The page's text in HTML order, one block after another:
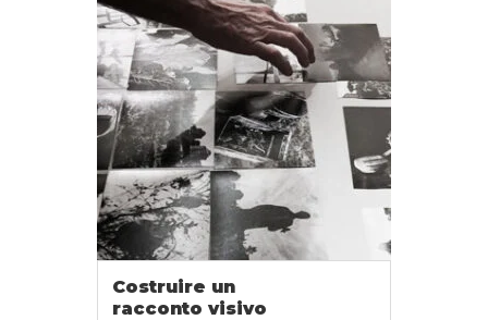
Costruire un
racconto visivo